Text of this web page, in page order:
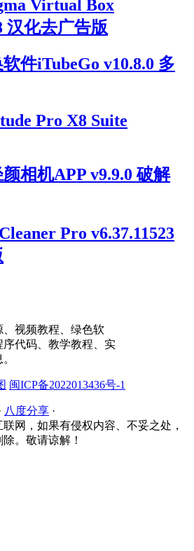
Virtual Box
汉化去广告版
件iTubeGo v10.8.0 多
Pro X8 Suite
相机APP v9.9.0 破解
Pro v6.37.11523
视频教程、绿色软
代码、教学教程、实
闽ICP备2022013436号-1
八度分享 ·
网，如果有侵权内容、不妥之处，
。敬请谅解！